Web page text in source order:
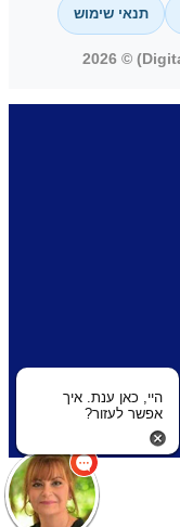
תנאי שימוש
היי, כאן ענת. איך
אפשר לעזור?